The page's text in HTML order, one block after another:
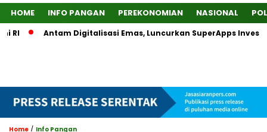
HOME INFO PANGAN PEREKONOMIAN NASIONAL
Antam Digitalisasi Emas, Luncurkan SuperApps Investasi
Home / Info Pangan